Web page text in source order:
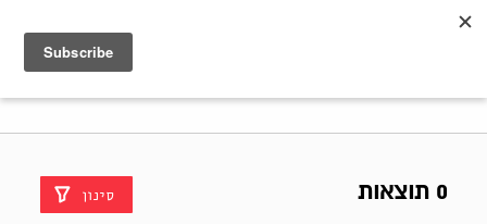
0 תוצאות סינון